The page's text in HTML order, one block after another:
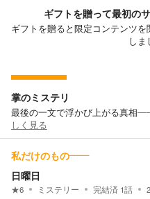
ギフトを贈って最初の
ギフトを贈ると限定コンテンツ
しま
掌のミステリ
最後の一文で浮かび上がる真相
しく見る
私だけのもの——
日曜日
★6 ミステリー 完結済 1話